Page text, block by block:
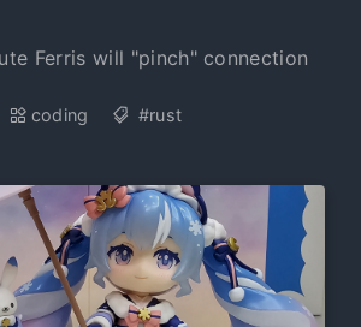
Ferris will "pinch" connection
coding #rust